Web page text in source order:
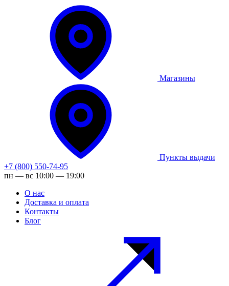
Магазины
Пункты выдачи
+7 (800) 550-74-95
пн — вс 10:00 — 19:00
О нас
Доставка и оплата
Контакты
Блог